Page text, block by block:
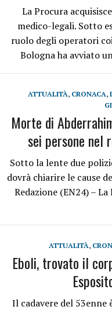
La Procura
medico-legali. Sotto
ruolo degli operatori
Bologna ha avviato
ATTUALITÀ, CRONACA,
Morte di
sei persone nel
Sotto la lente due
dovrà chiarire le cause
Redazione (EN24) –
ATTUALITÀ,
Eboli, trovato il
Il cadavere del